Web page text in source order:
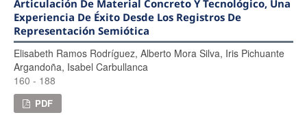
Articulación De Material Concreto Y Tecnológico, Una
Experiencia De Éxito Desde Los Registros De
Representación Semiótica
Elisabeth Ramos Rodríguez, Alberto Mora Silva, Iris Pichuante
Argandoña, Isabel Carbullanca
160 - 188
PDF